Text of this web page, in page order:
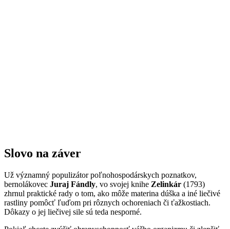
Slovo na záver
Už významný populizátor poľnohospodárskych poznatkov,
bernolákovec Juraj Fándly, vo svojej knihe Zelinkár (1793)
zhrnul praktické rady o tom, ako môže materina dúška a iné liečivé
rastliny pomôcť ľuďom pri rôznych ochoreniach či ťažkostiach.
Dôkazy o jej liečivej sile sú teda nesporné.